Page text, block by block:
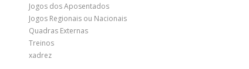
Jogos dos Aposentados
Jogos Regionais ou Nacionais
Quadras Externas
Treinos
xadrez